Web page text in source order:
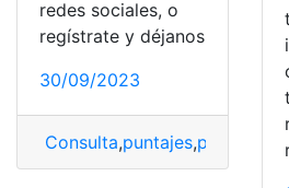
redes sociales, o
regístrate y déjanos
30/09/2023
Consulta,puntajes,puntajes